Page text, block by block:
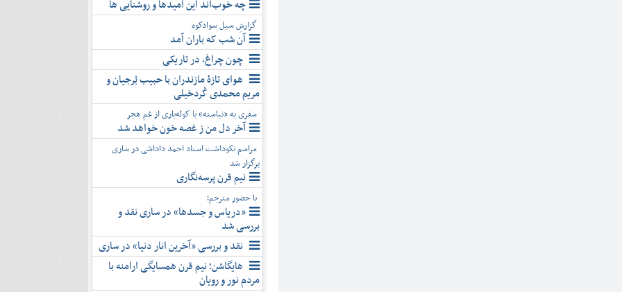
چه خوب‌اند این امیدها و روشنایی ها
گزارشِ سیل سوادکوه
آن شب که باران آمد
چون چراغ، در تاریکی
هوای تازۀ مازندران با حبیب بُرجیان و
مریم محمدی کُردخیلی
سفری به «نیاسته» با کوله‌باری از غم هجر
آخر دل من ز غصه خون خواهد شد
مراسم نکوداشت استاد احمد داداشی در ساری
برگزار شد
نیم قرن پرسه‌نگاری
با حضور مترجم؛
«دریاس و جسدها» در ساری نقد و
بررسی شد
نقد و بررسی «آخرین انار دنیا» در ساری
هایگاشن؛ نیم قرن همسایگی ارامنه با
مردم نور و رویان